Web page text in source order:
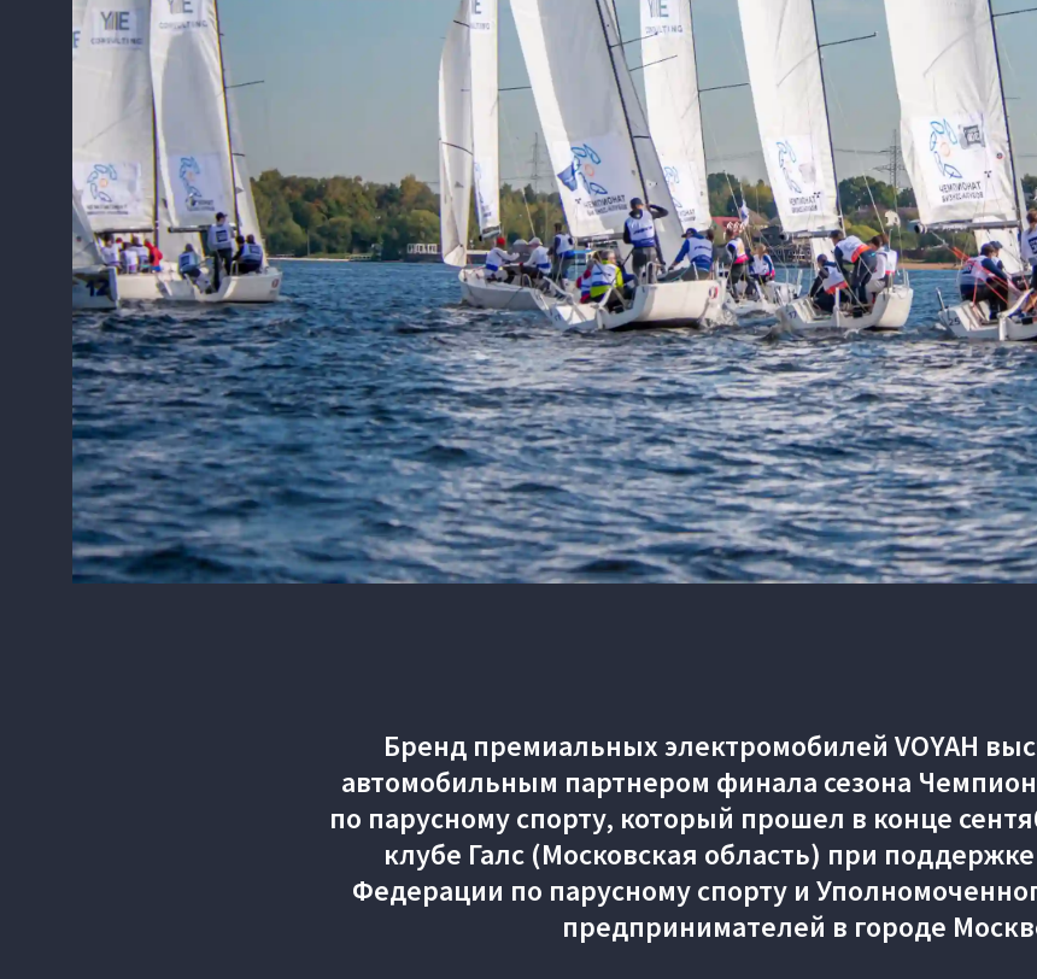
Бренд премиальных электромобилей VOYAH
автомобильным партнером финала сезона
по парусному спорту, который прошел в конце
клубе Галс (Московская область) при
Федерации по парусному спорту и
предпринимателей в городе